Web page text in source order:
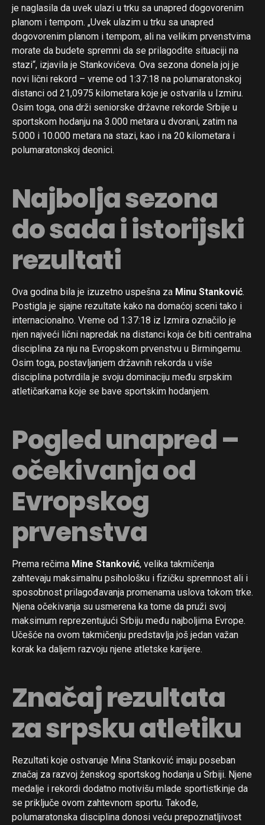
je naglasila da uvek ulazi u trku sa unapred dogovorenim
planom i tempom. „Uvek ulazim u trku sa unapred
dogovorenim planom i tempom, ali na velikim prvenstvima
morate da budete spremni da se prilagodite situaciji na
stazi“, izjavila je Stankovićeva. Ova sezona donela joj je
novi lični rekord – vreme od 1:37:18 na polumaratonskoj
distanci od 21,0975 kilometara koje je ostvarila u Izmiru.
Osim toga, ona drži seniorske državne rekorde Srbije u
sportskom hodanju na 3.000 metara u dvorani, zatim na
5.000 i 10.000 metara na stazi, kao i na 20 kilometara i
polumaratonskoj deonici.
Najbolja sezona
do sada i istorijski
rezultati
Ova godina bila je izuzetno uspešna za Minu Stanković.
Postigla je sjajne rezultate kako na domaćoj sceni tako i
internacionalno. Vreme od 1:37:18 iz Izmira označilo je
njen najveći lični napredak na distanci koja će biti centralna
disciplina za nju na Evropskom prvenstvu u Birmingemu.
Osim toga, postavljanjem državnih rekorda u više
disciplina potvrdila je svoju dominaciju među srpskim
atletičarkama koje se bave sportskim hodanjem.
Pogled unapred –
očekivanja od
Evropskog
prvenstva
Prema rečima Mine Stanković, velika takmičenja
zahtevaju maksimalnu psihološku i fizičku spremnost ali i
sposobnost prilagođavanja promenama uslova tokom trke.
Njena očekivanja su usmerena ka tome da pruži svoj
maksimum reprezentujući Srbiju među najboljima Evrope.
Učešće na ovom takmičenju predstavlja još jedan važan
korak ka daljem razvoju njene atletske karijere.
Značaj rezultata
za srpsku atletiku
Rezultati koje ostvaruje Mina Stanković imaju poseban
značaj za razvoj ženskog sportskog hodanja u Srbiji. Njene
medalje i rekordi dodatno motivišu mlade sportistkinje da
se priključe ovom zahtevnom sportu. Takođe,
polumaratonska disciplina donosi veću prepoznatljivost